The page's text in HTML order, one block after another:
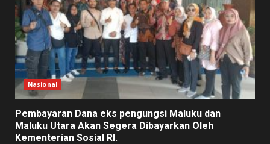
Nasional
Pembayaran Dana eks pengungsi Maluku dan
Maluku Utara Akan Segera Dibayarkan Oleh
Kementerian Sosial RI.